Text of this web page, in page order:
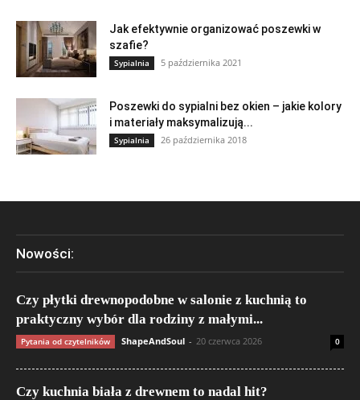
Jak efektywnie organizować poszewki w
szafie?
Sypialnia 5 października 2021
Poszewki do sypialni bez okien – jakie kolory
i materiały maksymalizują...
Sypialnia 26 października 2018
Nowości:
Czy płytki drewnopodobne w salonie z kuchnią to
praktyczny wybór dla rodziny z małymi...
Pytania od czytelników ShapeAndSoul - 20 czerwca 2026 0
Czy kuchnia biała z drewnem to nadal hit?